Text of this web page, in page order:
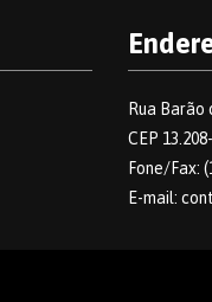
Rua Barão
CEP
Fone/Fax:
E-mail: